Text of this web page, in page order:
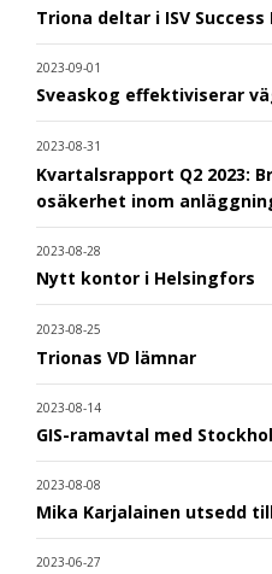
Triona deltar i ISV Success
2023-09-01
Sveaskog effektiviserar
2023-08-31
Kvartalsrapport Q2 2023:
osäkerhet inom
2023-08-28
Nytt kontor i Helsingfors
2023-08-25
Trionas VD lämnar
2023-08-14
GIS-ramavtal med
2023-08-08
Mika Karjalainen utsedd
2023-06-27